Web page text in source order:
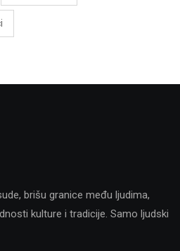
brišu granice među ljudima,
kulture i tradicije. Samo ljudski